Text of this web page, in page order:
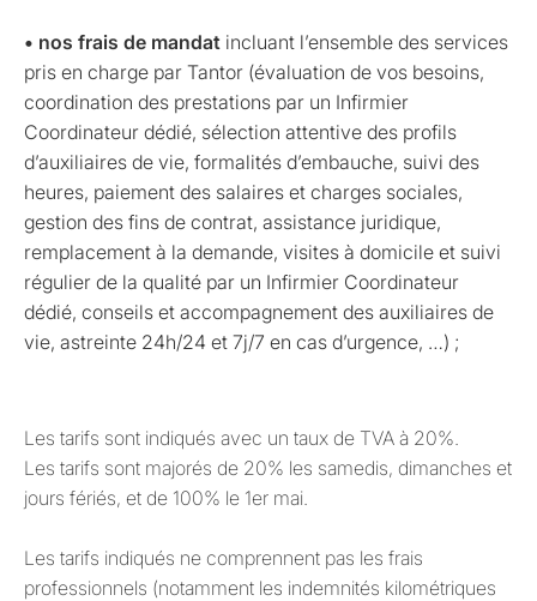
• nos frais de mandat incluant l’ensemble des services
pris en charge par Tantor (évaluation de vos besoins,
coordination des prestations par un Infirmier
Coordinateur dédié, sélection attentive des profils
d’auxiliaires de vie, formalités d’embauche, suivi des
heures, paiement des salaires et charges sociales,
gestion des fins de contrat, assistance juridique,
remplacement à la demande, visites à domicile et suivi
régulier de la qualité par un Infirmier Coordinateur
dédié, conseils et accompagnement des auxiliaires de
vie, astreinte 24h/24 et 7j/7 en cas d’urgence, …) ;
Les tarifs sont indiqués avec un taux de TVA à 20%.
Les tarifs sont majorés de 20% les samedis, dimanches et
jours fériés, et de 100% le 1er mai.
Les tarifs indiqués ne comprennent pas les frais
professionnels (notamment les indemnités kilométriques